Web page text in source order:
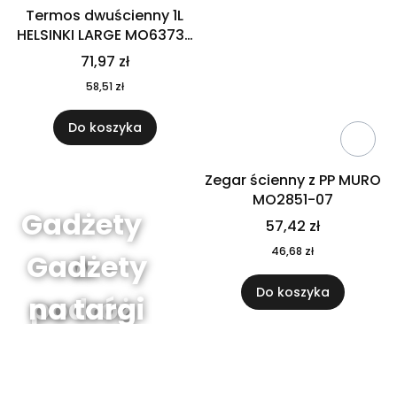
Termos dwuścienny 1L
HELSINKI LARGE MO6373-
04
71,97 zł
58,51 zł
Do koszyka
Zegar ścienny z PP MURO
MO2851-07
57,42 zł
46,68 zł
Do koszyka
Gadżety
w
podróż
Gadżety
na targi